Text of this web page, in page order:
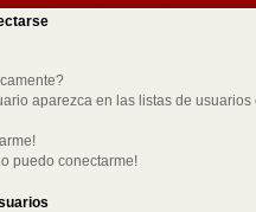
aparezca en las listas de usuarios
puedo conectarme!